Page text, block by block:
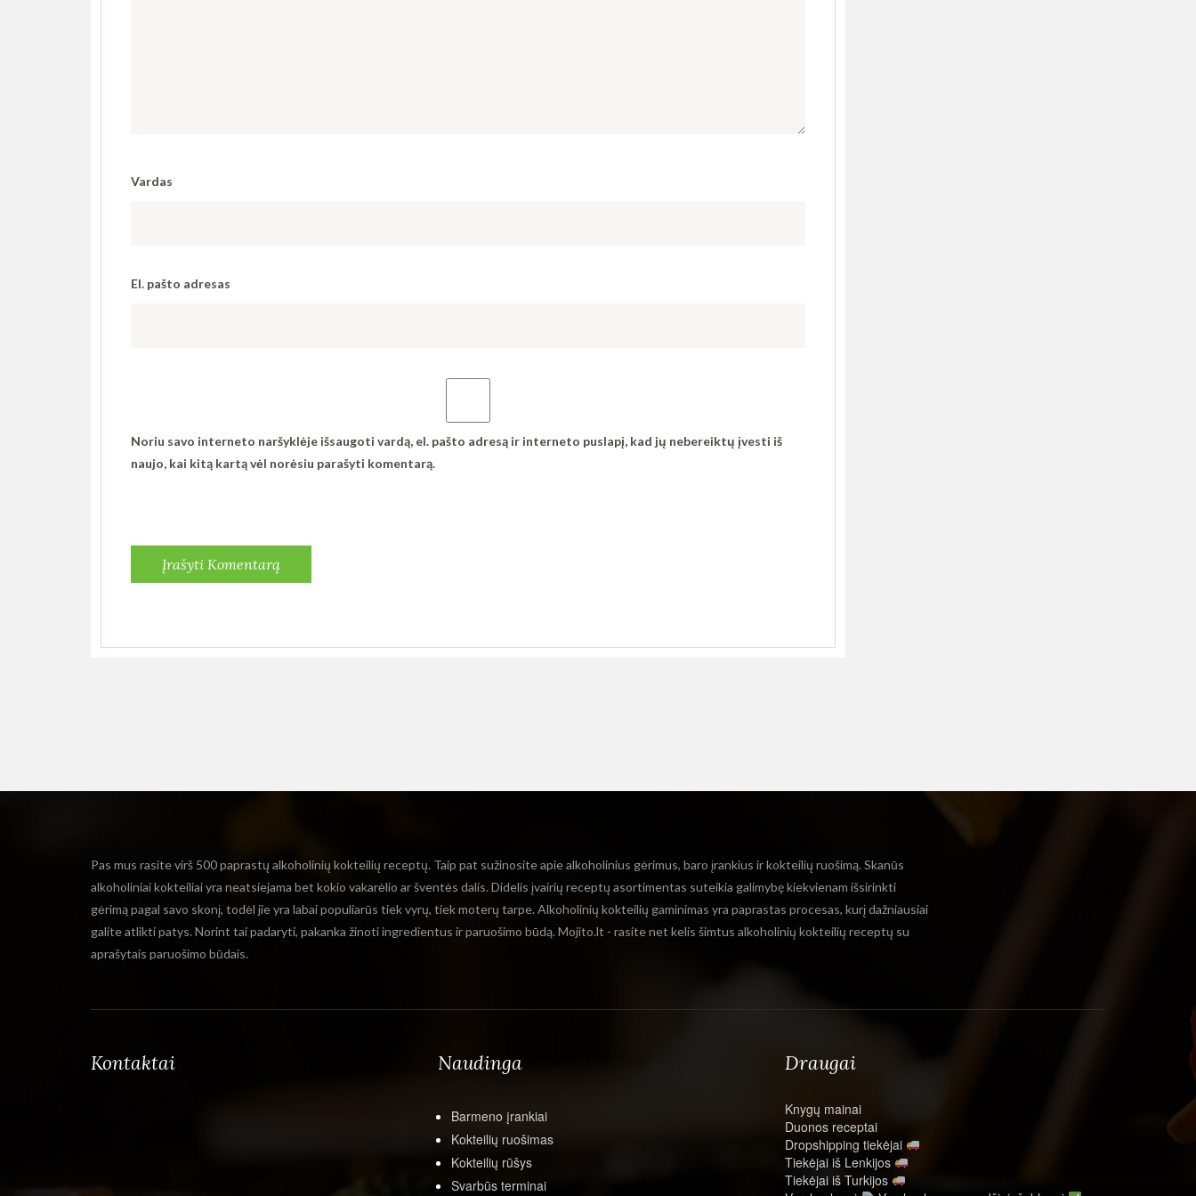
Vardas
El. pašto adresas
Noriu savo interneto naršyklėje išsaugoti vardą, el. pašto adresą ir interneto puslapį, kad jų nebereiktų įvesti iš
naujo, kai kitą kartą vėl norėsiu parašyti komentarą.
Pas mus rasite virš 500 paprastų alkoholinių kokteilių receptų. Taip pat sužinosite apie alkoholinius gėrimus, baro įrankius ir kokteilių ruošimą. Skanūs
alkoholiniai kokteiliai yra neatsiejama bet kokio vakarėlio ar šventės dalis. Didelis įvairių receptų asortimentas suteikia galimybę kiekvienam išsirinkti
gėrimą pagal savo skonį, todėl jie yra labai populiarūs tiek vyrų, tiek moterų tarpe. Alkoholinių kokteilių gaminimas yra paprastas procesas, kurį dažniausiai
galite atlikti patys. Norint tai padaryti, pakanka žinoti ingredientus ir paruošimo būdą. Mojito.lt - rasite net kelis šimtus alkoholinių kokteilių receptų su
aprašytais paruošimo būdais.
Kontaktai Naudinga
Barmeno įrankiai
Kokteilių ruošimas
Kokteilių rūšys
Svarbūs terminai
Draugai
Knygų mainai
Duonos receptai
Dropshipping tiekėjai
Tiekėjai iš Lenkijos
Tiekėjai iš Turkijos